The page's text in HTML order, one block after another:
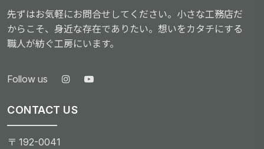
先ずはお気軽にお問合せしてください。小さな工務店だ
からこそ、身近な存在でありたい。想いをカタチにする
職人が紡ぐ工房にいます。
Follow us
CONTACT US
〒 192-0041